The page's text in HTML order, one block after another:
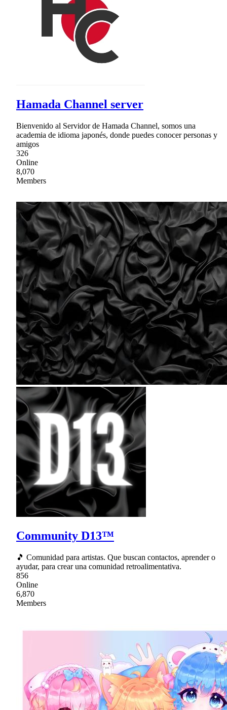
Hamada Channel server
Bienvenido al Servidor de Hamada Channel, somos una
academia de idioma japonés, donde puedes conocer personas y
amigos
326
Online
8,070
Members
Community D13™
🎵 Comunidad para artistas. Que buscan contactos, aprender o
ayudar, para crear una comunidad retroalimentativa.
856
Online
6,870
Members